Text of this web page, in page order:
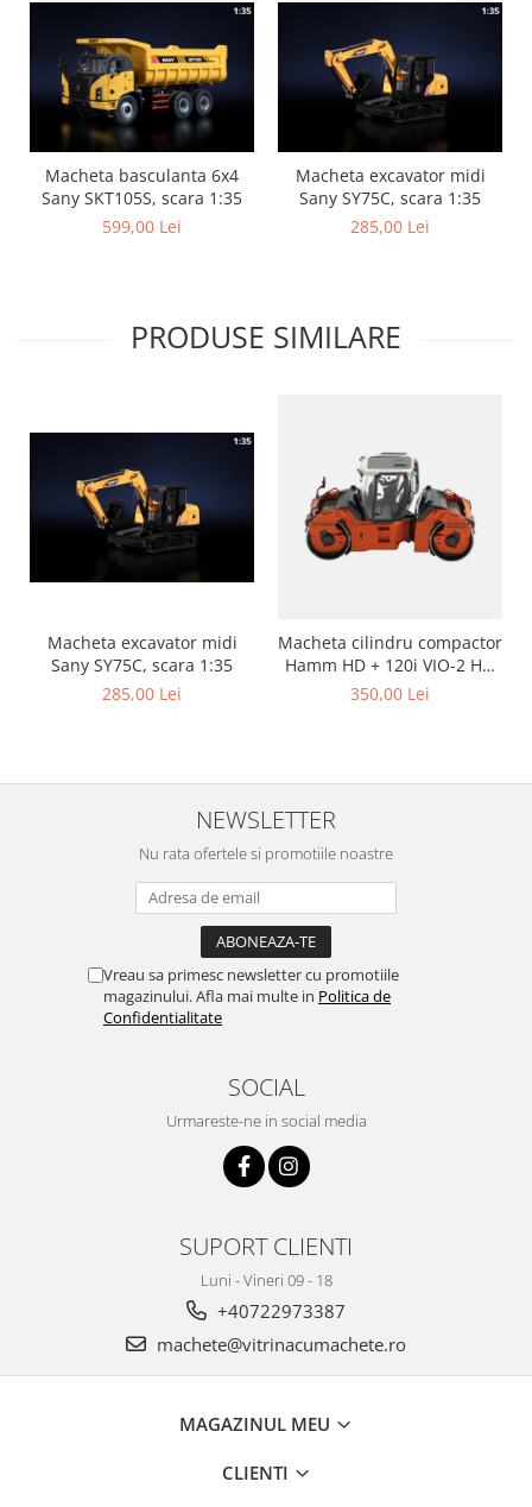
Macheta basculanta 6x4
Sany SKT105S, scara 1:35
599,00 Lei
Macheta excavator midi
Sany SY75C, scara 1:35
285,00 Lei
PRODUSE SIMILARE
Macheta excavator midi
Sany SY75C, scara 1:35
285,00 Lei
Macheta cilindru compactor
Hamm HD + 120i VIO-2 HF,
scara 1:50
350,00 Lei
NEWSLETTER
Nu rata ofertele si promotiile noastre
Vreau sa primesc newsletter cu promotiile
magazinului. Afla mai multe in Politica de
Confidentialitate
SOCIAL
Urmareste-ne in social media
SUPORT CLIENTI
Luni - Vineri 09 - 18
+40722973387
machete@vitrinacumachete.ro
MAGAZINUL MEU
CLIENTI